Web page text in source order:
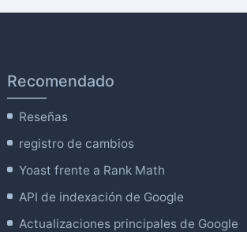
Recomendado
Reseñas
registro de cambios
Yoast frente a Rank Math
API de indexación de Google
Actualizaciones principales de Google